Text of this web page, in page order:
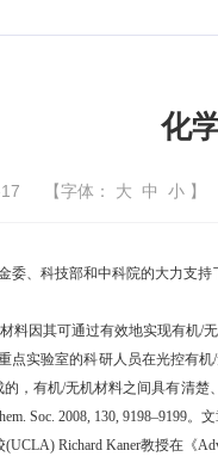
化
【字体： 大 中 小 】
委、科技部和中科院的大力支
料因其可通过有效地实现有机/
点实验室的科研人员在光控有机/
的，有机/无机材料之间具有清楚
Soc. 2008, 130, 9198–9199。
(UCLA) Richard Kaner教授在《